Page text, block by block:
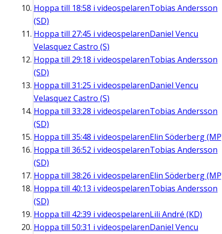
Hoppa till 18:58 i videospelarenTobias Andersson
(SD)
Hoppa till 27:45 i videospelarenDaniel Vencu
Velasquez Castro (S)
Hoppa till 29:18 i videospelarenTobias Andersson
(SD)
Hoppa till 31:25 i videospelarenDaniel Vencu
Velasquez Castro (S)
Hoppa till 33:28 i videospelarenTobias Andersson
(SD)
Hoppa till 35:48 i videospelarenElin Söderberg
Hoppa till 36:52 i videospelarenTobias Andersson
(SD)
Hoppa till 38:26 i videospelarenElin Söderberg
Hoppa till 40:13 i videospelarenTobias Andersson
(SD)
Hoppa till 42:39 i videospelarenLili André (KD)
Hoppa till 50:31 i videospelarenDaniel Vencu